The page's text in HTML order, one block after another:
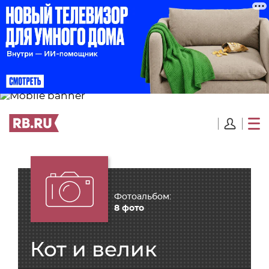
Кот и велик
Фотоальбом:
8 фото